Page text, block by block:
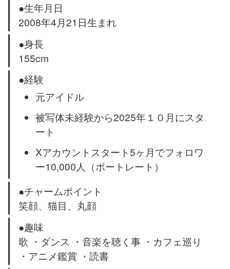
●生年月日
2008年4月21日生まれ
●身長
155cm
●経験
元アイドル
被写体未経験から2025年１０月にスタ
ート
Xアカウントスタート5ヶ月でフォロワ
ー10,000人（ポートレート）
●チャームポイント
笑顔、猫目、丸顔
●趣味
歌 ・ダンス ・音楽を聴く事 ・カフェ巡り
・アニメ鑑賞 ・読書